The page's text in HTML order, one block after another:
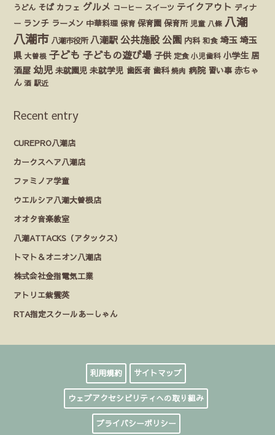
うどん そば カフェ グルメ コーヒー スイーツ テイクアウト ディナ
ー ランチ ラーメン 中華料理 保育 保育園 保育所 児童 八條 八潮
八潮市 八潮市役所 八潮駅 公共施設 公園 内科 和食 埼玉 埼玉
県 大曽根 子ども 子どもの遊び場 子供 定食 小児歯科 小学生 居
酒屋 幼児 未就園児 未就学児 歯医者 歯科 焼肉 病院 習い事 赤ちゃ
ん 酒 駅近
Recent entry
CUREPRO八潮店
カークスヘア八潮店
ファミノア学童
ウエルシア八潮大曽根店
オオタ音楽教室
八潮ATTACKS（アタックス）
トマト＆オニオン八潮店
株式会社金指電気工業
アトリエ紫雲英
RTA指定スクールあーしゃん
利用規約 サイトマップ
ウェブアクセシビリティへの取り組み
プライバシーポリシー